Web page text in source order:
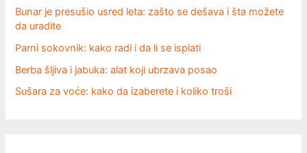
Bunar je presušio usred leta: zašto se dešava i šta možete
da uradite
Parni sokovnik: kako radi i da li se isplati
Berba šljiva i jabuka: alat koji ubrzava posao
Sušara za voće: kako da izaberete i koliko troši